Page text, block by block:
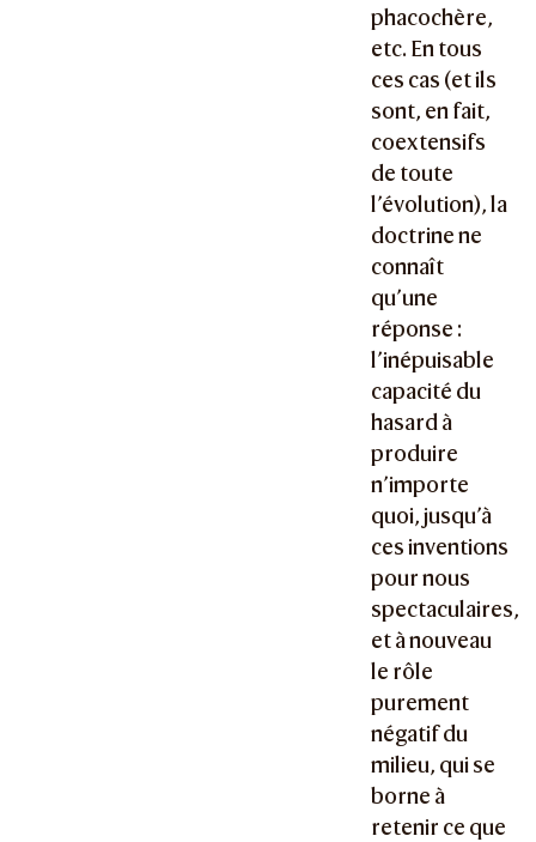
phacochère,
etc. En tous
ces cas (et ils
sont, en fait,
coextensifs
de toute
l’évolution), la
doctrine ne
connaît
qu’une
réponse :
l’inépuisable
capacité du
hasard à
produire
n’importe
quoi, jusqu’à
ces inventions
pour nous
spectaculaires,
et à nouveau
le rôle
purement
négatif du
milieu, qui se
borne à
retenir ce que